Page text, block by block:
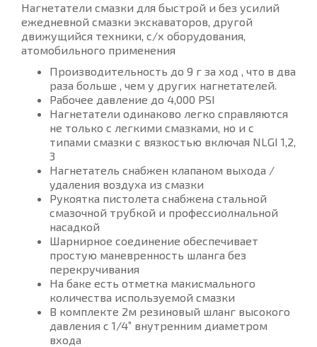
Нагнетатели смазки для быстрой и без усилий
ежедневной смазки экскаваторов, другой
движущийся техники, с/х оборудования,
атомобильного применения
Производительность до 9 г за ход , что в два
раза больше , чем у других нагнетателей.
Рабочее давление до 4,000 PSI
Нагнетатели одинаково легко справляются
не только с легкими смазками, но и с
типами смазки с вязкостью включая NLGI 1,2,
3
Нагнетатель снабжен клапаном выхода /
удаления воздуха из смазки
Рукоятка пистолета снабжена стальной
смазочной трубкой и профессиолнальной
насадкой
Шарнирное соединение обеспечивает
простую маневренность шланга без
перекручивания
На баке есть отметка макисмального
количества используемой смазки
В комплекте 2м резиновый шланг высокого
давления с 1/4” внутренним диаметром
входа